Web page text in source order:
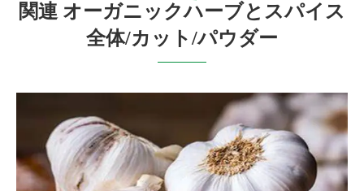
関連 オーガニックハーブとスパイス
全体/カット/パウダー